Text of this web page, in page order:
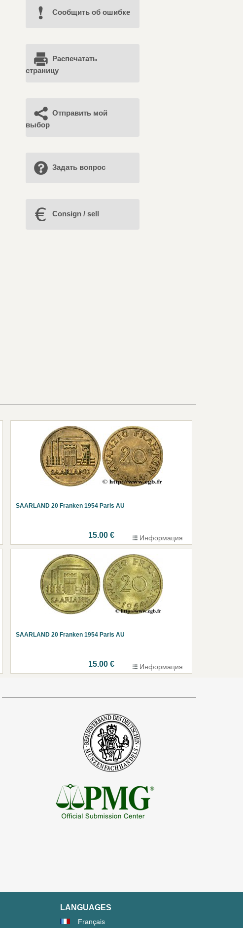
Cообщить об ошибке
Распечатать
страницу
Отправить мой
выбор
Задать вопрос
Consign / sell
SAARLAND 20 Franken 1954 Paris AU
15.00 € Информация
SAARLAND 20 Franken 1954 Paris AU
15.00 € Информация
LANGUAGES
Français